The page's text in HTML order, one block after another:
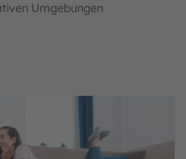
Umgebungen